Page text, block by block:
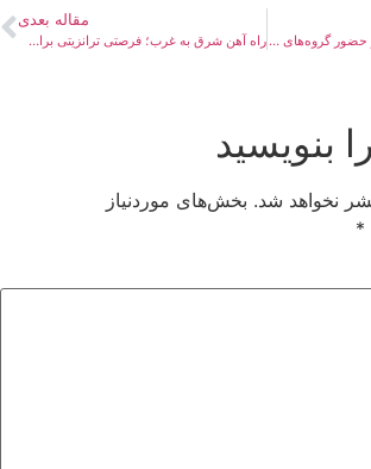
نگرانی‌ کشورهای منطقه از حضور گروه‌های تندرو در افغانستان
مقاله بعدی
راه آهن شرق به غرب؛ فرصتی ترانزیتی برای افغانستان
بنویسید
نخواهد شد. بخش‌های موردنیاز
*